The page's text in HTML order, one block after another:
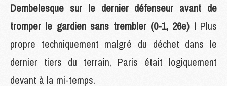
Dembelesque sur le dernier défenseur avant de
tromper le gardien sans trembler (0-1, 26e) !Plus
propre techniquement malgré du déchet dans le
dernier tiers du terrain, Paris était logiquement
devant à la mi-temps.